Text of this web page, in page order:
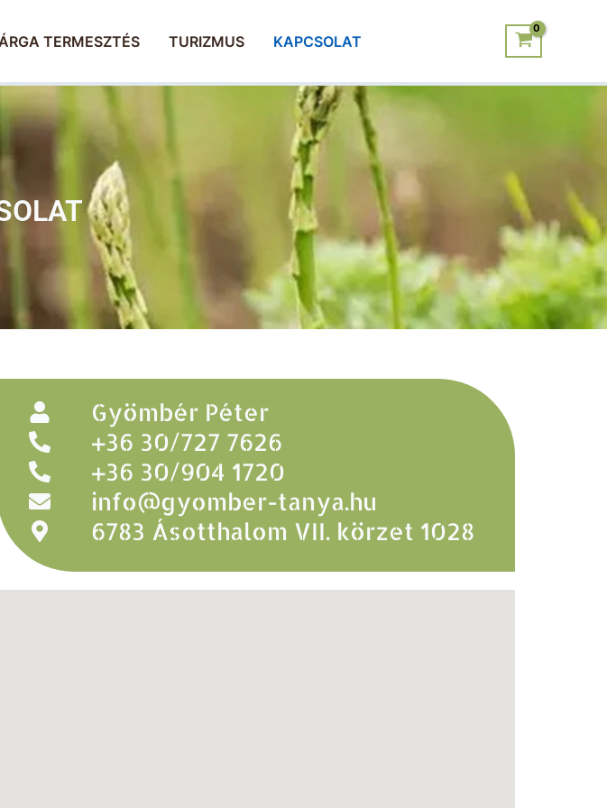
TERMESZTÉS TURIZMUS KAPCSOLAT
Gyömbér Péter
+36 30/727 7626
+36 30/904 1720
info@gyomber-tanya.hu
6783 Ásotthalom VII. körzet 1028